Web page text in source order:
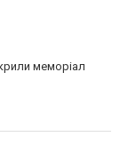
меморіал